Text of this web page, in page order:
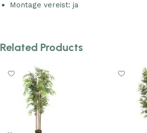
Montage vereist: ja
Related Products